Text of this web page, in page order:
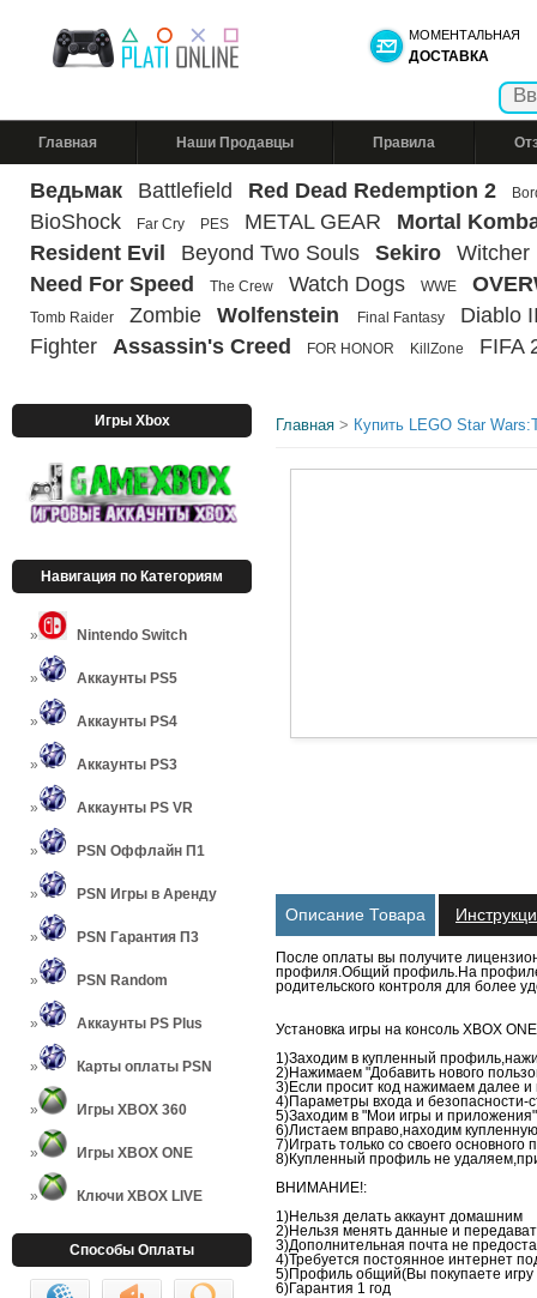
МОМЕНТАЛЬНАЯ
ДОСТАВКА
Главная Наши Продавцы Правила
Ведьмак Battlefield Red Dead Redemption 2
BioShock Far Cry PES METAL GEAR
Mortal
Resident Evil
Beyond Two Souls Sekiro
Witcher
Need For Speed
The Crew Watch Dogs WWE
Tomb Raider Zombie Wolfenstein Final Fantasy
Diablo
Fighter
Assassin's Creed FOR HONOR KillZone FIFA
Игры Xbox
Навигация по Категориям
Nintendo Switch
Аккаунты PS5
Аккаунты PS4
Аккаунты PS3
Аккаунты PS VR
PSN Оффлайн П1
PSN Игры в Аренду
PSN Гарантия П3
PSN Random
Аккаунты PS Plus
Карты оплаты PSN
Игры XBOX 360
Игры XBOX ONE
Ключи XBOX LIVE
Способы Оплаты
Главная > Купить LEGO Star
Описание Товара
После оплаты вы получите
профиля.Общий профиль.На профиле
родительского контроля для более
Установка игры на консоль XBOX
1)Заходим в купленный
2)Нажимаем "Добавить нового
3)Если просит код нажимаем далее
4)Параметры входа и безопасности-
5)Заходим в "Мои игры и приложения"
6)Листаем вправо,находим
7)Играть только со своего основного
8)Купленный профиль не
ВНИМАНИЕ!:
1)Нельзя делать аккаунт домашним
2)Нельзя менять данные и
3)Дополнительная почта не
4)Требуется постоянное интернет
5)Профиль общий(Вы покупаете игру
6)Гарантия 1 год